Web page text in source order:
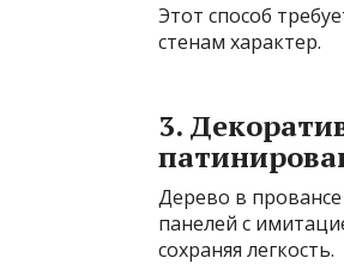
Этот способ
стенам характер.
3.
Дерево в
панелей с
сохраняя легкость.